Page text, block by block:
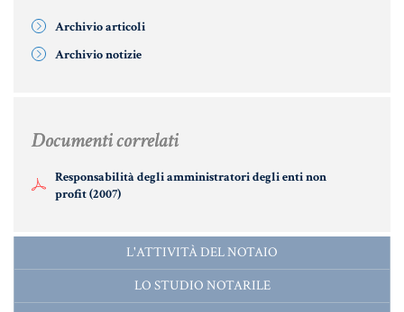
Informative Generali
STRANIERI IN ITALIA
Archivio articoli
Archivio notizie
Documenti correlati
Responsabilità degli amministratori degli enti non
profit (2007)
L'ATTIVITÀ DEL NOTAIO
LO STUDIO NOTARILE